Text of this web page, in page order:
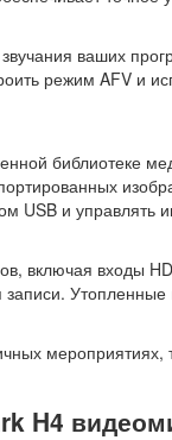
ваших
режим AFV и
библиотеке
USB и управлять
включая входы
мероприятиях,
H4